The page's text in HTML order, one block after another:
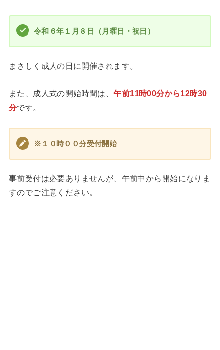
令和６年１月８日（月曜日・祝日）
まさしく成人の日に開催されます。
また、成人式の開始時間は、午前11時00分から12時30
分です。
※１０時００分受付開始
事前受付は必要ありませんが、午前中から開始になりま
すのでご注意ください。